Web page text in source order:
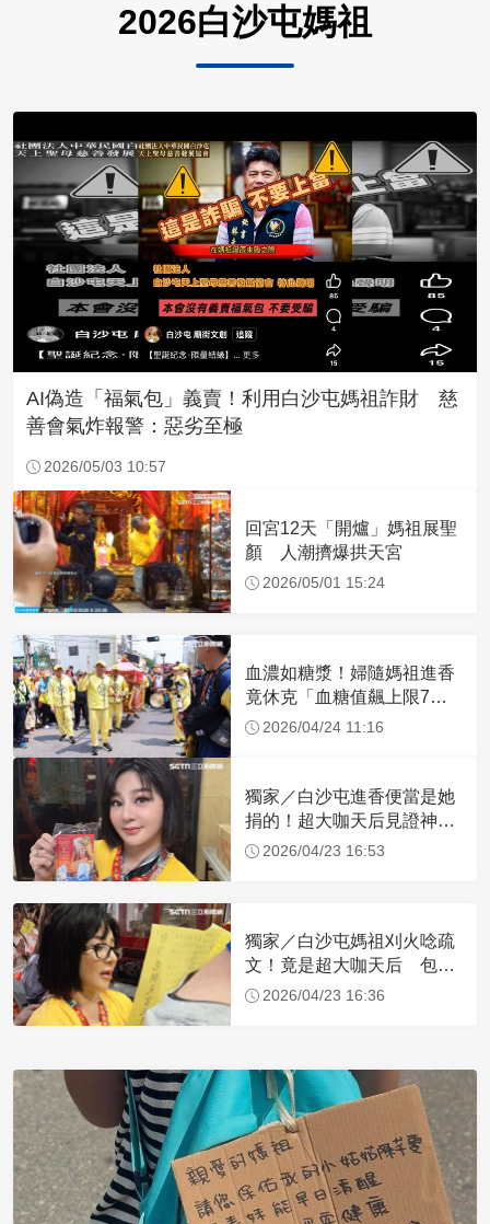
2026白沙屯媽祖
AI偽造「福氣包」義賣！利用白沙屯媽祖詐財 慈
善會氣炸報警：惡劣至極
2026/05/03 10:57
回宮12天「開爐」媽祖展聖
顏 人潮擠爆拱天宮
2026/05/01 15:24
血濃如糖漿！婦隨媽祖進香
竟休克「血糖值飆上限7
倍」 醫曝原因
2026/04/24 11:16
獨家／白沙屯進香便當是她
捐的！超大咖天后見證神
蹟 一靠近媽祖就爆哭
2026/04/23 16:53
獨家／白沙屯媽祖刈火唸疏
文！竟是超大咖天后 包尿
布忍尿5小時不喊累
2026/04/23 16:36